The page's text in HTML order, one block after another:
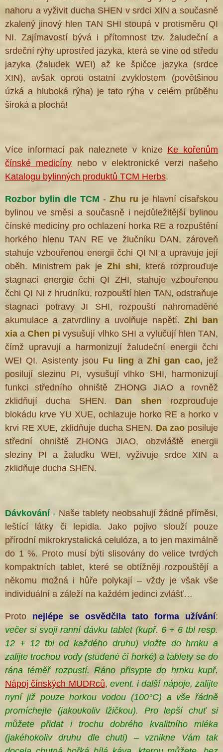
nahoru a vyživit ducha SHEN v srdci XIN a současně
zkalený jinový hlen TAN SHI stoupá v protisměru QI
NI. Zajímavostí bývá i přítomnost tzv. žaludeční a
srdeční rýhy uprostřed jazyka, která se vine od středu
jazyka (žaludek WEI) až ke špičce jazyka (srdce
XIN), avšak oproti ostatní zvyklostem (povětšinou
úzká a hluboká rýha) je tato rýha v celém průběhu
široká a plochá!
Více informací pak naleznete v knize Ke kořenům
čínské medicíny nebo v elektronické verzi našeho
Katalogu bylinných produktů TCM Herbs.
Rozbor bylin dle TCM - Zhu ru je hlavní císařskou
bylinou ve směsi a současně i nejdůležitější bylinou
čínské medicíny pro ochlazení horka RE a rozpuštění
horkého hlenu TAN RE ve žlučníku DAN, zároveň
stahuje vzbouřenou energii čchi QI NI a upravuje její
oběh. Ministrem pak je Zhi shi, která rozprouďuje
stagnaci energie čchi QI ZHI, stahuje vzbouřenou
čchi QI NI z hrudníku, rozpouští hlen TAN, odstraňuje
stagnaci potravy JI SHI, rozpouští nahromaděné
akumulace a zatvrdliny a uvolňuje napětí. Zhi ban
xia aChen pi vysušují vlhko SHI a vylučují hlen TAN,
čímž upravují a harmonizují žaludeční energii čchi
WEI QI. Asistenty jsou Fu ling aZhi gan cao, jež
posilují slezinu PI, vysušují vlhko SHI, harmonizují
funkci středního ohniště ZHONG JIAO a rovněž
zklidňují ducha SHEN. Dan shen rozprouďuje
blokádu krve YU XUE, ochlazuje horko RE a horko v
krvi RE XUE, zklidňuje ducha SHEN. Da zao posiluje
střední ohniště ZHONG JIAO, obzvláště energii
sleziny PI a žaludku WEI, vyživuje srdce XIN a
zklidňuje ducha SHEN.
Dávkování- Naše tablety neobsahují žádné příměsi,
leštící látky či lepidla. Jako pojivo slouží pouze
přírodní mikrokrystalická celulóza, a to jen maximálně
do 1 %. Proto musí býti slisovány do velice tvrdých
kompaktních tablet, které se obtížněji rozpouštějí a
někomu možná i hůře polykají – vždy je však vše
individuální a záleží na každém jedinci zvlášť…
Proto nejlépe se osvědčila tato forma užívání:
večer si svoji ranní dávku tablet (kupř. 6 + 6 tbl resp.
12 + 12 tbl od každého druhu) vložte do hrnku a
zalijte trochou vody (studené či horké) a tablety se do
rána téměř rozpustí. Ráno přisypte do hrnku kupř.
Nápoj čínských MUDRců, event. i další nápoje, zalijte
nyní již pouze horkou vodou (100°C) a vše řádně
promíchejte (jakoukoliv lžičkou). Pro lepší chuť si
můžete přidat i trochu dobrého kvalitního mléka
(jakéhokoliv druhu dle chuti) – vznikne Vám tak